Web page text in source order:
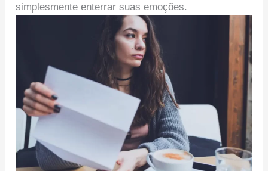
simplesmente enterrar suas emoções.